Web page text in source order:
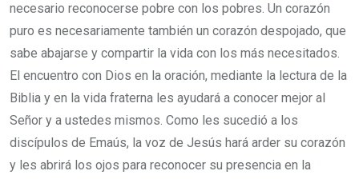
necesario reconocerse pobre con los pobres. Un corazón
puro es necesariamente también un corazón despojado, que
sabe abajarse y compartir la vida con los más necesitados.
El encuentro con Dios en la oración, mediante la lectura de la
Biblia y en la vida fraterna les ayudará a conocer mejor al
Señor y a ustedes mismos. Como les sucedió a los
discípulos de Emaús, la voz de Jesús hará arder su corazón
y les abrirá los ojos para reconocer su presencia en la